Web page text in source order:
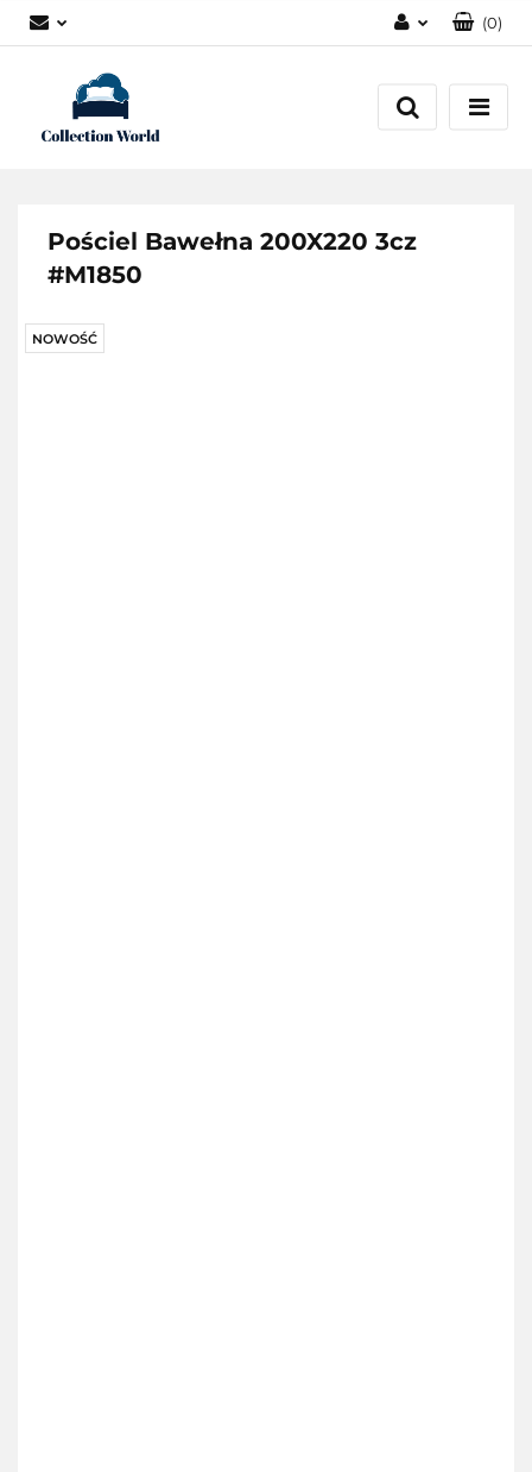
Zarejestruj się
(0)
Pościel Bawełna 200X220 3cz
#M1850
NOWOŚĆ